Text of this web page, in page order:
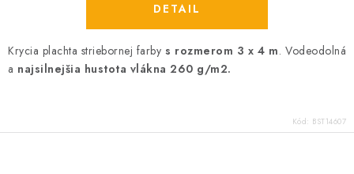
DETAIL
Krycia plachta striebornej farbys rozmerom 3 x 4 m. Vodeodolná
a najsilnejšia hustota vlákna 260 g/m2.
Kód: BST14607